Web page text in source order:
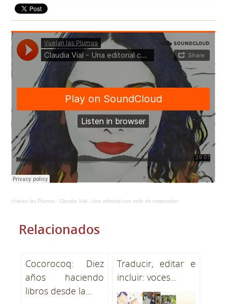
Vuelan las Plumas · Claudia Vial - Una editorial con sello de emperador
Relacionados
Cocorocoq: Diez
años haciendo
libros desde la...
Traducir, editar e
incluir: voces...